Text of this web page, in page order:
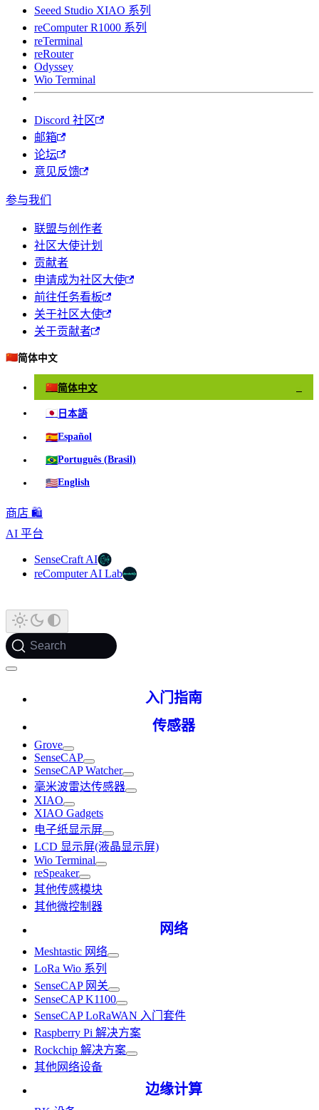
Seeed Studio XIAO 系列
reComputer R1000 系列
reTerminal
reRouter
Odyssey
Wio Terminal
Discord 社区
邮箱
论坛
意见反馈
参与我们
联盟与创作者
社区大使计划
贡献者
申请成为社区大使
前往任务看板
关于社区大使
关于贡献者
🇨🇳简体中文
🇨🇳简体中文
🇯🇵 日本語
🇪🇸Español
🇧🇷Português (Brasil)
🇺🇸English
商店 🛍️
AI 平台
SenseCraft AI
reComputer AI Lab
Search
入门指南
传感器
Grove
SenseCAP
SenseCAP Watcher
毫米波雷达传感器
XIAO
XIAO Gadgets
电子纸显示屏
LCD 显示屏(液晶显示屏)
Wio Terminal
reSpeaker
其他传感模块
其他微控制器
网络
Meshtastic 网络
LoRa Wio 系列
SenseCAP 网关
SenseCAP K1100
SenseCAP LoRaWAN 入门套件
Raspberry Pi 解决方案
Rockchip 解决方案
其他网络设备
边缘计算